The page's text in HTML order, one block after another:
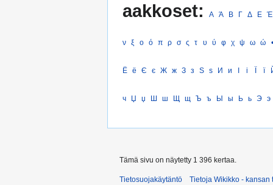
aakkoset: Α Ά Β Γ Δ Ε Έ
ν ξ ο ό π ρ σ ς τ υ ύ φ χ ψ ω ώ •
Ё ё Є є Ж ж З з Ѕ ѕ И и І і Ї ї
ч Џ џ Ш ш Щ щ Ъ ъ Ы ы Ь ь Э э
Tämä sivu on näytetty 1 396 kertaa.
Tietosuojakäytäntö Tietoja Wikikko - kansan